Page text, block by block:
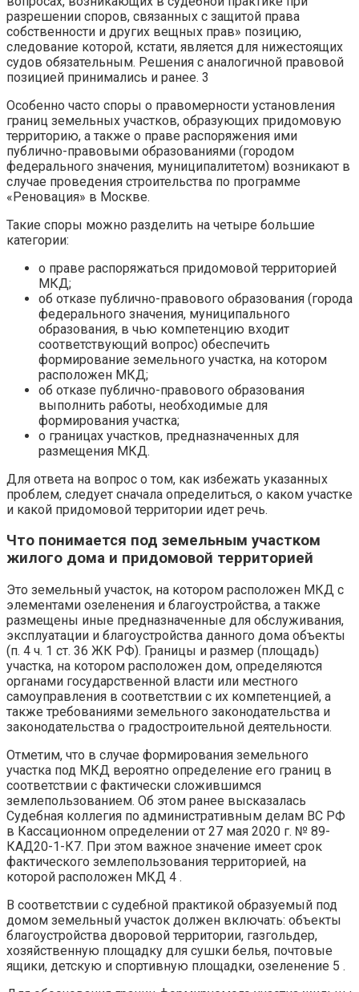
разрешении споров, связанных с защитой права
собственности и других вещных прав» позицию,
следование которой, кстати, является для нижестоящих
судов обязательным. Решения с аналогичной правовой
позицией принимались и ранее. 3
Особенно часто споры о правомерности установления
границ земельных участков, образующих придомовую
территорию, а также о праве распоряжения ими
публично-правовыми образованиями (городом
федерального значения, муниципалитетом) возникают в
случае проведения строительства по программе
«Реновация» в Москве.
Такие споры можно разделить на четыре большие
категории:
о праве распоряжаться придомовой территорией
МКД;
об отказе публично-правового образования (города
федерального значения, муниципального
образования, в чью компетенцию входит
соответствующий вопрос) обеспечить
формирование земельного участка, на котором
расположен МКД;
об отказе публично-правового образования
выполнить работы, необходимые для
формирования участка;
о границах участков, предназначенных для
размещения МКД.
Для ответа на вопрос о том, как избежать указанных
проблем, следует сначала определиться, о каком участке
и какой придомовой территории идет речь.
Что понимается под земельным участком
жилого дома и придомовой территорией
Это земельный участок, на котором расположен МКД с
элементами озеленения и благоустройства, а также
размещены иные предназначенные для обслуживания,
эксплуатации и благоустройства данного дома объекты
(п. 4 ч. 1 ст. 36 ЖК РФ). Границы и размер (площадь)
участка, на котором расположен дом, определяются
органами государственной власти или местного
самоуправления в соответствии с их компетенцией, а
также требованиями земельного законодательства и
законодательства о градостроительной деятельности.
Отметим, что в случае формирования земельного
участка под МКД вероятно определение его границ в
соответствии с фактически сложившимся
землепользованием. Об этом ранее высказалась
Судебная коллегия по административным делам ВС РФ
в Кассационном определении от 27 мая 2020 г. № 89-
КАД20-1-К7. При этом важное значение имеет срок
фактического землепользования территорией, на
которой расположен МКД 4 .
В соответствии с судебной практикой образуемый под
домом земельный участок должен включать: объекты
благоустройства дворовой территории, газгольдер,
хозяйственную площадку для сушки белья, почтовые
ящики, детскую и спортивную площадки, озеленение 5 .